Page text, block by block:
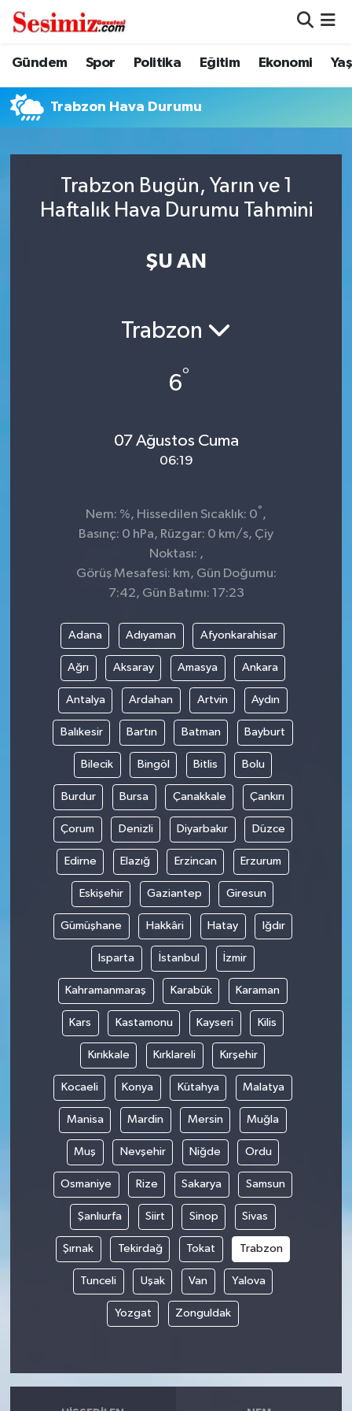
Gündem Spor Politika Eğitim Ekonomi
Trabzon Hava Durumu
Trabzon Bugün, Yarın ve 1
Haftalık Hava Durumu Tahmini
ŞU AN
Trabzon
6°
07 Ağustos Cuma
06:19
Nem: %, Hissedilen Sıcaklık: 0° ,
Basınç: 0 hPa, Rüzgar: 0 km/s, Çiy
Noktası: ,
Görüş Mesafesi: km, Gün Doğumu:
7:42, Gün Batımı: 17:23
Adana Adıyaman Afyonkarahisar
Ağrı Aksaray Amasya Ankara
Antalya Ardahan Artvin Aydın
Balıkesir Bartın Batman Bayburt
Bilecik Bingöl Bitlis Bolu
Burdur Bursa Çanakkale Çankırı
Çorum Denizli Diyarbakır Düzce
Edirne Elazığ Erzincan Erzurum
Eskişehir Gaziantep Giresun
Gümüşhane Hakkâri Hatay Iğdır
Isparta İstanbul İzmir
Kahramanmaraş Karabük Karaman
Kars Kastamonu Kayseri Kilis
Kırıkkale Kırklareli Kırşehir
Kocaeli Konya Kütahya Malatya
Manisa Mardin Mersin Muğla
Muş Nevşehir Niğde Ordu
Osmaniye Rize Sakarya Samsun
Şanlıurfa Siirt Sinop Sivas
Şırnak Tekirdağ Tokat Trabzon
Tunceli Uşak Van Yalova
Yozgat Zonguldak
Dünya
Eğitim
Genel
Gündem
Nöbetçi Eczaneler
Hava Durumu
Trafik Durumu
Süper Lig Puan Durumu ve Fikstür